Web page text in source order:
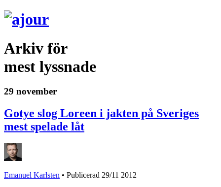
Arkiv för
mest lyssnade
29 november
Gotye slog Loreen i jakten på Sveriges
mest spelade låt
Emanuel Karlsten • Publicerad 29/11 2012